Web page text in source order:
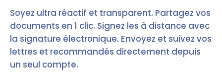
Soyez ultra réactif et transparent. Partagez vos
documents en 1 clic. Signez les à distance avec
la signature électronique. Envoyez et suivez vos
lettres et recommandés directement depuis
un seul compte.